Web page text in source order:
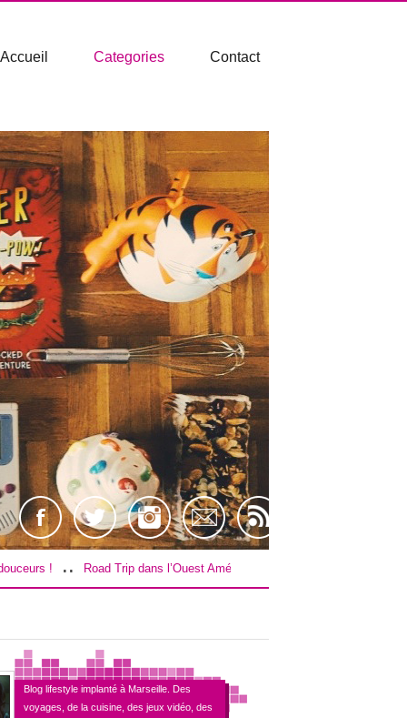
Accueil Categories Contact
Trip dans l’Ouest Américain : Le budget !
Blog lifestyle implanté à Marseille. Des
voyages, de la cuisine, des jeux vidéo, des